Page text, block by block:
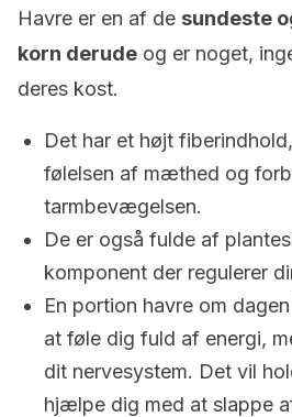
Havre er en af ​​de sundeste
korn derude og er noget,
deres kost.
Det har et højt
følelsen af mæthed og
tarmbevægelsen.
De er også fulde af
komponent der regulerer
En portion havre om
at føle dig fuld af energi,
dit nervesystem. Det vil
hjælpe dig med at slappe